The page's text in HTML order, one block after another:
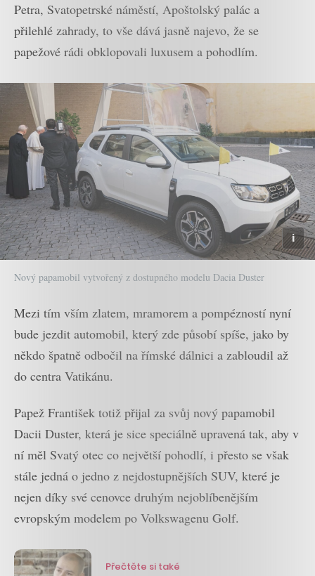
Petra, Svatopetrské náměstí, Apoštolský palác a
přilehlé zahrady, to vše dává jasně najevo, že se
papežové rádi obklopovali luxusem a pohodlím.
Nový papamobil vytvořený z dostupného modelu Dacia Duster
Mezi tím vším zlatem, mramorem a pompézností nyní
bude jezdit automobil, který zde působí spíše, jako by
někdo špatně odbočil na římské dálnici a zabloudil až
do centra Vatikánu.
Papež František totiž přijal za svůj nový papamobil
Dacii Duster, která je sice speciálně upravená tak, aby v
ní měl Svatý otec co největší pohodlí, i přesto se však
stále jedná o jedno z nejdostupnějších SUV, které je
nejen díky své cenovce druhým nejoblíbenějším
evropským modelem po Volkswagenu Golf.
Přečtěte si také